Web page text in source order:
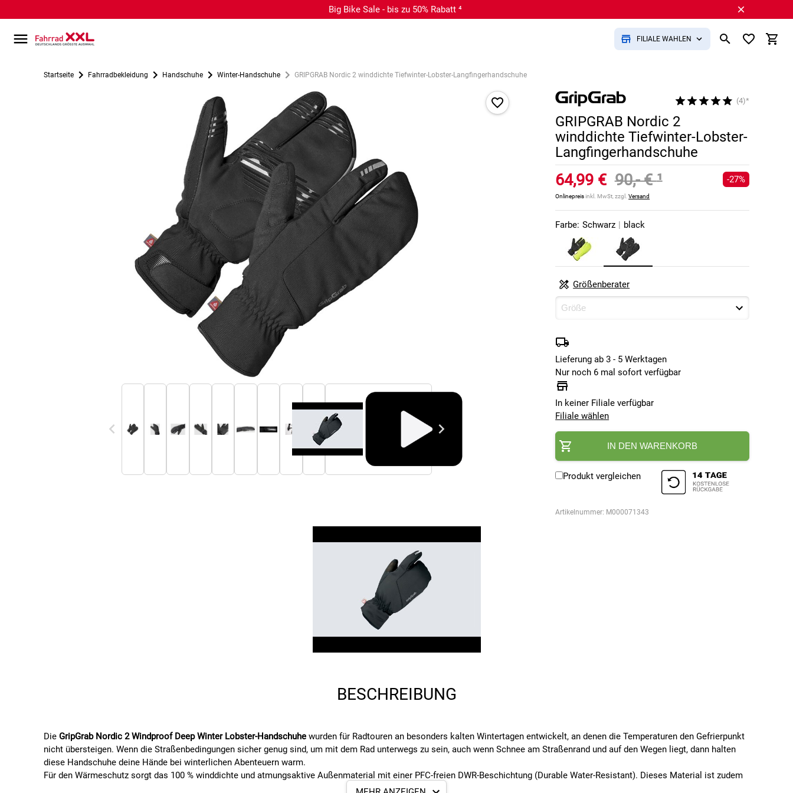
Big Bike Sale - bis zu 50% Rabatt ⁴
FILIALE WÄHLEN
Startseite Fahrradbekleidung Handschuhe Winter-Handschuhe GRIPGRAB Nordic 2 winddichte Tiefwinter-Lobster-Langfingerhandschuhe
(4)*
GRIPGRAB Nordic 2
winddichte Tiefwinter-Lobster-
Langfingerhandschuhe
64,99 € 90,- €¹
Onlinepreisinkl. MwSt, zzgl.Versand
-27%
Farbe: Schwarz | black
Größenberater
Lieferung ab 3 - 5 Werktagen
Nur noch 6 mal sofort verfügbar
In keiner Filiale verfügbar
Filiale wählen
IN DEN WARENKORB
Produkt vergleichen
Artikelnummer: M000071343
BESCHREIBUNG
Die GripGrab Nordic 2 Windproof Deep Winter Lobster-Handschuhewurden für Radtouren an besonders kalten Wintertagen entwickelt, an denen die Temperaturen den Gefrierpunkt
nicht übersteigen. Wenn die Straßenbedingungen sicher genug sind, um mit dem Rad unterwegs zu sein, auch wenn Schnee am Straßenrand und auf den Wegen liegt, dann halten
diese Handschuhe deine Hände bei winterlichen Abenteuern warm.
Für den Wärmeschutz sorgt das 100 % winddichte und atmungsaktive Außenmaterial mit einer PFC-freien DWR-Beschichtung (Durable Water-Resistant). Dieses Material ist zudem